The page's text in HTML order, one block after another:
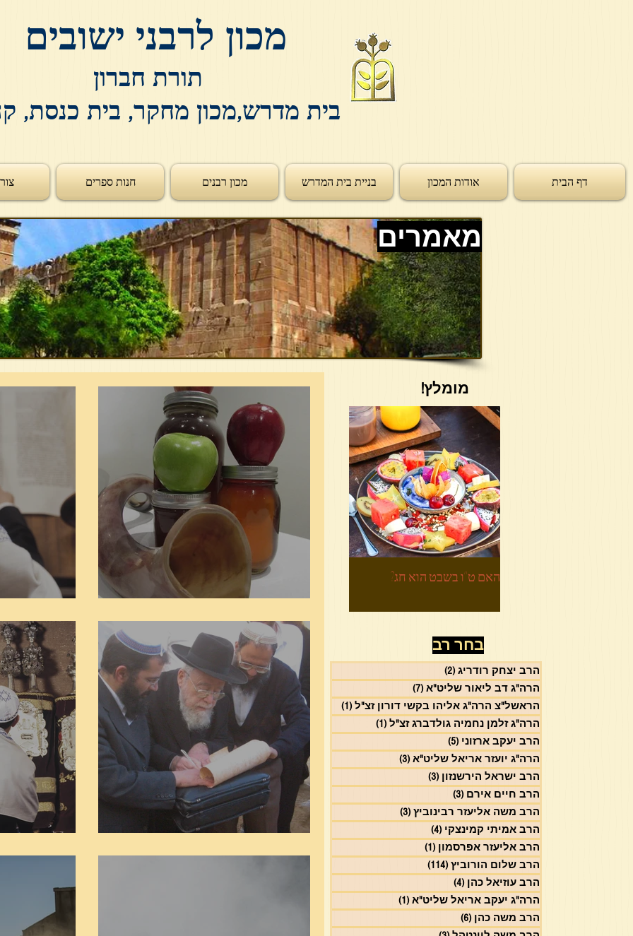
מכון לרבני ישובים
תורת חברון
בית מדרש,מכון מחקר, בית כנסת,
דף הבית אודות המכון בניית בית המדרש מכון רבנים חנות ספרים
מאמרים
פרשת ניצבים חיי
פרשת כי תבוא חיי
מומלץ!
האם ט"ו בשבט הוא חג?
חודש כסלו - הזמן לחיזוק
הרהורים בנוגע לתשעה באב סעודת
בחר רב
הרב יצחק רודריג (2)
הרה"ג דב ליאור שליט"א (7)
הראשל"צ הרה"ג אליהו בקשי דורון זצ"ל (1)
הרה"ג זלמן נחמיה גולדברג זצ"ל (1)
הרב יעקב ארזוני (5)
הרה"ג יועזר אריאל שליט"א (3)
הרב ישראל הירשנזון (3)
הרב חיים אירם (3)
הרב משה אליעזר רבינוביץ (3)
הרב אמיתי קמינצקי (4)
הרב אליעזר אפרסמון (1)
הרב שלום הורוביץ (114)
הרב עוזיאל כהן (4)
הרה"ג יעקב אריאל שליט"א (1)
הרב משה כהן (6)